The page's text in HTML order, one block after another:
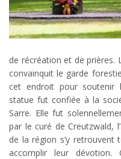
de récréation et de prières.
convainquit le garde
cet endroit pour soutenir
statue fut confiée à la
Sarre. Elle fut
par le curé de Creutzwald,
de la région s’y
accomplir leur